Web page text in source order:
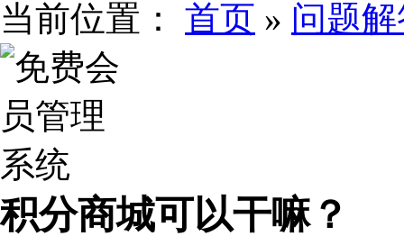
当前位置： 首页 » 问题
积分商城可以干嘛？